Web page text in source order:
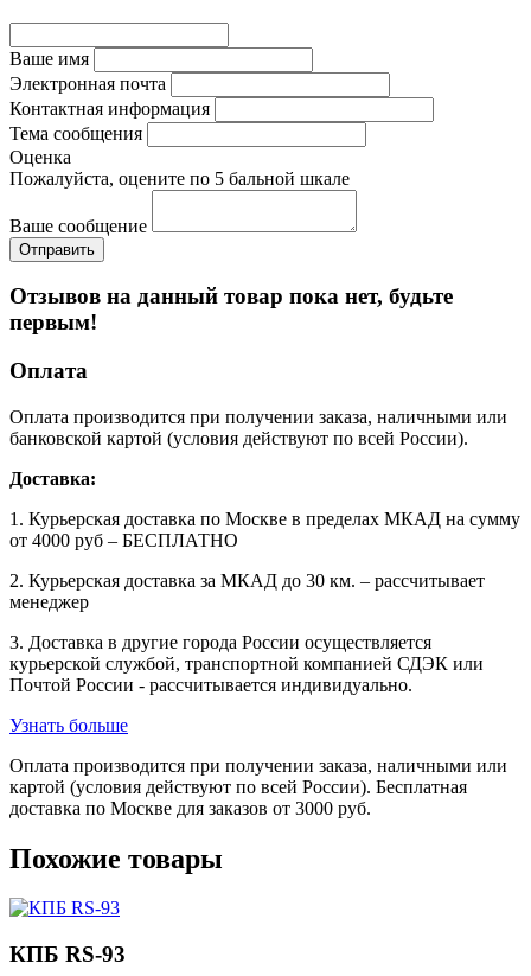
Ваше имя
Электронная почта
Контактная информация
Тема сообщения
Оценка
Пожалуйста, оцените по 5 бальной шкале
Ваше сообщение
Отзывов на данный товар пока нет, будьте
первым!
Оплата
Оплата производится при получении заказа, наличными или
банковской картой (условия действуют по всей России).
Доставка:
1. Курьерская доставка по Москве в пределах МКАД на сумму
от 4000 руб – БЕСПЛАТНО
2. Курьерская доставка за МКАД до 30 км. – рассчитывает
менеджер
3. Доставка в другие города России осуществляется
курьерской службой, транспортной компанией СДЭК или
Почтой России - рассчитывается индивидуально.
Узнать больше
Оплата производится при получении заказа, наличными или
картой (условия действуют по всей России). Бесплатная
доставка по Москве для заказов от 3000 руб.
Похожие товары
КПБ RS-93